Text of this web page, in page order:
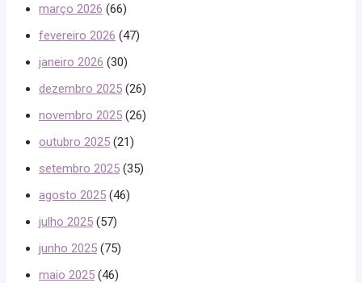
março 2026 (66)
fevereiro 2026 (47)
janeiro 2026 (30)
dezembro 2025 (26)
novembro 2025 (26)
outubro 2025 (21)
setembro 2025 (35)
agosto 2025 (46)
julho 2025 (57)
junho 2025 (75)
maio 2025 (46)